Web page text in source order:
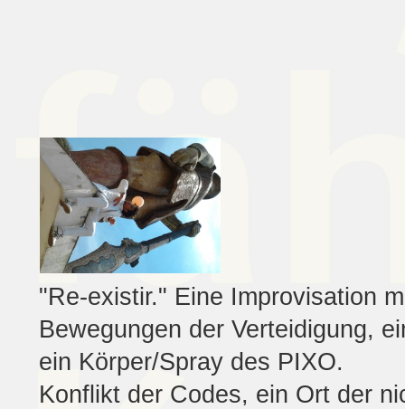
"Re-existir." Eine Improvisation
Bewegungen der Verteidigung,
ein Körper/Spray des PIXO.
Konflikt der Codes, ein Ort der